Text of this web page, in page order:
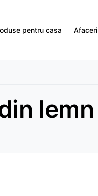
pentru casa Afaceri
lemn